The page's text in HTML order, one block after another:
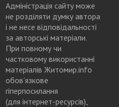
Адміністрація сайту може
не розділяти думку автора
і не несе відповідальності
за авторські матеріали.
При повному чи
частковому використанні
матеріалів Житомир.info
обов’язкове
гіперпосилання
(для інтернет-ресурсів),